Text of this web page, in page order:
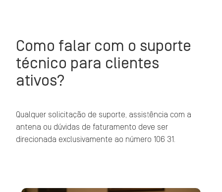
Como falar com o suporte
técnico para clientes
ativos?
Qualquer solicitação de suporte, assistência com a
antena ou dúvidas de faturamento deve ser
direcionada exclusivamente ao número 106 31.